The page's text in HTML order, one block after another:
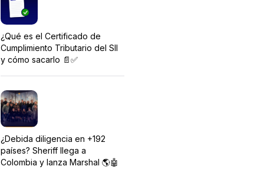
¿Qué es el Certificado de
Cumplimiento Tributario del SII
y cómo sacarlo 📄✅
¿Debida diligencia en +192
países? Sheriff llega a
Colombia y lanza Marshal 🌎🤖